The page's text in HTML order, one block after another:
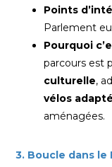
Points
Parlement
Pourquoi
parcours est
culturelle,
vélos
aménagées.
3. Boucle dans le